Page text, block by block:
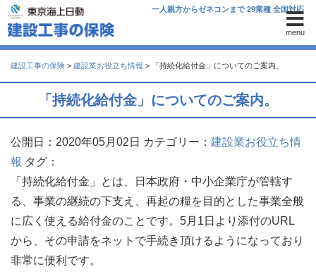
menu
一人親方からゼネコンまで 29業種 全国対応
建設工事の保険 > 建設業お役立ち情報 > 「持続化給付金」についてのご案内。
「持続化給付金」についてのご案内。
公開日：2020年05月02日 カテゴリー： 建設業お役立ち情
報 タグ：
「持続化給付金」とは、日本政府・中小企業庁が管轄す
る、事業の継続の下支え、再起の糧を目的とした事業全般
に広く使える給付金のことです。5月1日より添付のURL
から、その申請をネットで手続き頂けるようになっており
非常に便利です。